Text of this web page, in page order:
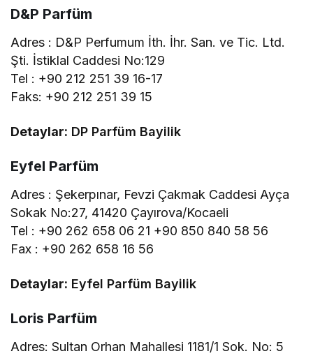
D&P Parfüm
Adres : D&P Perfumum İth. İhr. San. ve Tic. Ltd.
Şti. İstiklal Caddesi No:129
Tel : +90 212 251 39 16-17
Faks: +90 212 251 39 15
Detaylar: DP Parfüm Bayilik
Eyfel Parfüm
Adres : Şekerpınar, Fevzi Çakmak Caddesi Ayça
Sokak No:27, 41420 Çayırova/Kocaeli
Tel : +90 262 658 06 21 +90 850 840 58 56
Fax : +90 262 658 16 56
Detaylar: Eyfel Parfüm Bayilik
Loris Parfüm
Adres: Sultan Orhan Mahallesi 1181/1 Sok. No: 5